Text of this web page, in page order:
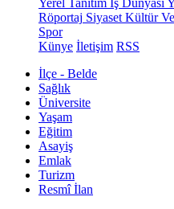
Yerel Tanıtım İş Dünyası
Röportaj Siyaset Kültür
Spor
Künye İletişim RSS
İlçe - Belde
Sağlık
Üniversite
Yaşam
Eğitim
Asayiş
Emlak
Turizm
Resmî İlan